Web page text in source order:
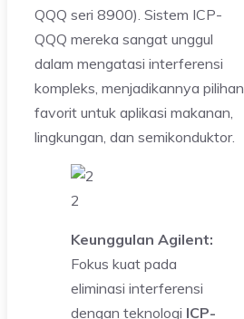
QQQ seri 8900). Sistem ICP-
QQQ mereka sangat unggul
dalam mengatasi interferensi
kompleks, menjadikannya pilihan
favorit untuk aplikasi makanan,
lingkungan, dan semikonduktor.
2
Keunggulan Agilent:
Fokus kuat pada
eliminasi interferensi
dengan teknologi ICP-